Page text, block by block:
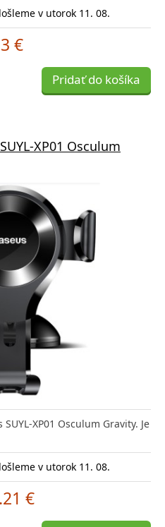
v utorok 11. 08.
€
Pridať do košíka
XP01 Osculum
XP01 Osculum Gravity. Je
v utorok 11. 08.
€